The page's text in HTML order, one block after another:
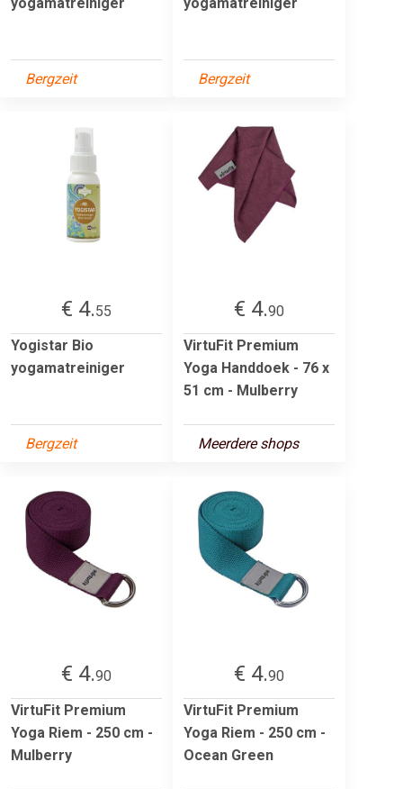
Bergzeit Bergzeit
€ 4.55
Yogistar Bio
yogamatreiniger
Bergzeit
€ 4.90
VirtuFit Premium
Yoga Handdoek - 76 x
51 cm - Mulberry
Meerdere shops
€ 4.90
VirtuFit Premium
Yoga Riem - 250 cm -
Mulberry
€ 4.90
VirtuFit Premium
Yoga Riem - 250 cm -
Ocean Green